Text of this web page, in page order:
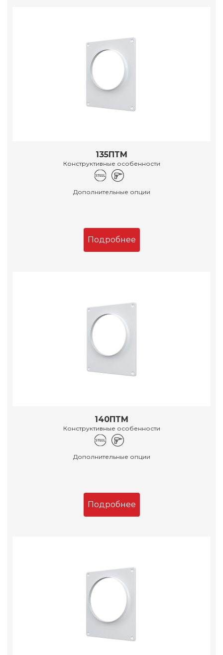
135ПТМ
Конструктивные особенности
Дополнительные опции
Подробнее
140ПТМ
Конструктивные особенности
Дополнительные опции
Подробнее